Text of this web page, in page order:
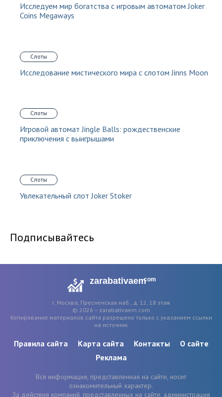
Исследуем мир богатства с игровым автоматом Joker
Coins Megaways
Слоты
Исследование мистического мира с слотом Jinns Moon
Слоты
Игровой автомат Jingle Balls: рождественские
приключения с выигрышами
Слоты
Увлекательный слот Joker Stoker
Подписывайтесь
zarabativaemcom
г. Москва, Пресненская наб., д. 12, 18 этаж
© 2026 – zarabativaem.com
Копирование материалов сайта разрешено только с указанием ссылки
на источник
Правила сайта Карта сайта Контакты
О сайте
Реклама
Вся информация, представленная на сайте, носит
ознакомительный характер.
За действия компаний, представленных на сайте, администрация